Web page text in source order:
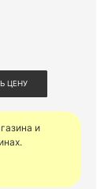
ЦЕНУ
и